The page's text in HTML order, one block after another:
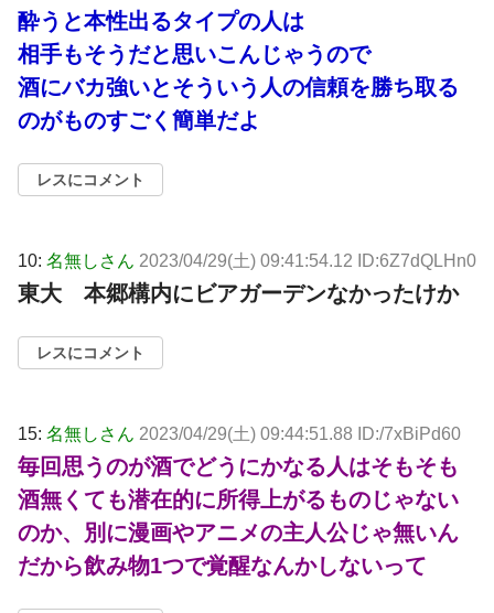
酔うと本性出るタイプの人は
相手もそうだと思いこんじゃうので
酒にバカ強いとそういう人の信頼を勝ち取る
のがものすごく簡単だよ
レスにコメント
10: 名無しさん 2023/04/29(土) 09:41:54.12 ID:6Z7dQLHn0
東大 本郷構内にビアガーデンなかったけか
レスにコメント
15: 名無しさん 2023/04/29(土) 09:44:51.88 ID:/7xBiPd60
毎回思うのが酒でどうにかなる人はそもそも
酒無くても潜在的に所得上がるものじゃない
のか、別に漫画やアニメの主人公じゃ無いん
だから飲み物1つで覚醒なんかしないって